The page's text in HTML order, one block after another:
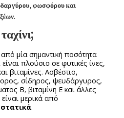
φωσφόρου και
από μία σημαντική ποσότητα
πλούσιο σε φυτικές ίνες,
βιταμίνες. Ασβέστιο,
σίδηρος, ψευδάργυρος,
Β, βιταμίνη Ε και άλλες
μερικά από
.